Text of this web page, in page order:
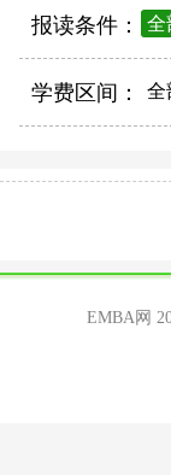
报读条件： 全
学费区间： 全
EMBA网